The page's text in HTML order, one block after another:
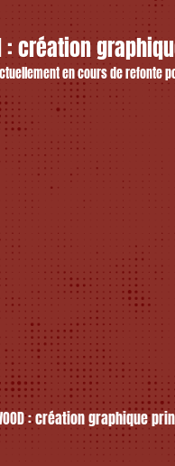
: création
en cours de refonte
: création graphique